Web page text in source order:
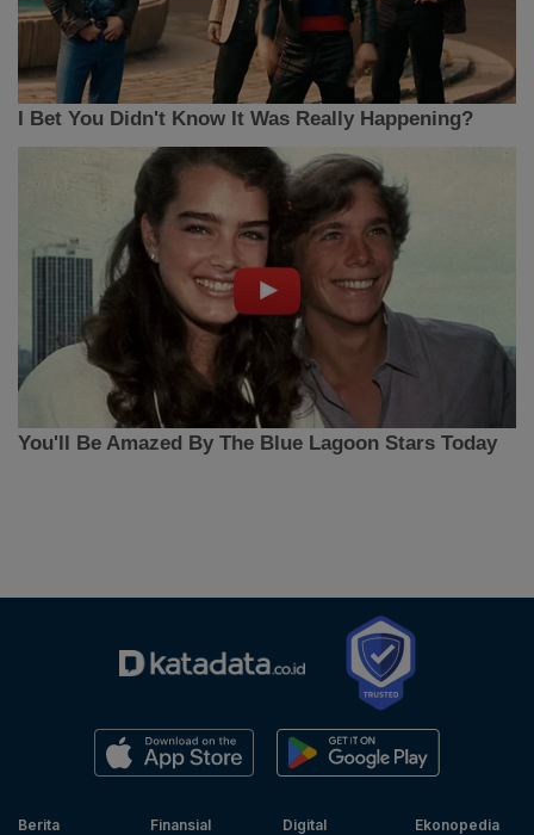
Berita
Finansial
Digital
Ekonopedia